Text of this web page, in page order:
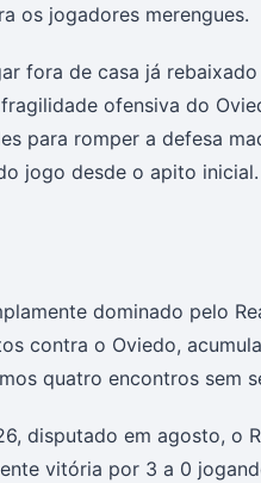
os jogadores merengues.
fora de casa já
ofensiva do
para romper a defesa
jogo desde o apito inicial.
dominado pelo
contra o Oviedo,
quatro encontros sem
disputado em agosto, o
vitória por 3 a 0